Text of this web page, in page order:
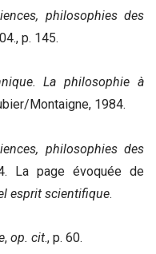
philosophies des
p. 145.
La philosophie à
Montaigne, 1984.
philosophies des
La page évoquée de
esprit scientifique.
, op. cit., p. 60.